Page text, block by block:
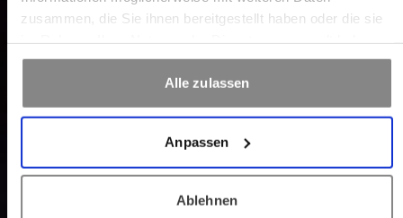
zusammen, die Sie ihnen bereitgestellt haben oder die sie
Alle zulassen
Anpassen
Ablehnen